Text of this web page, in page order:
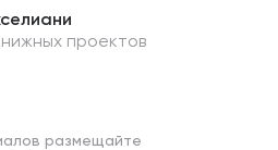
проектов
размещайте